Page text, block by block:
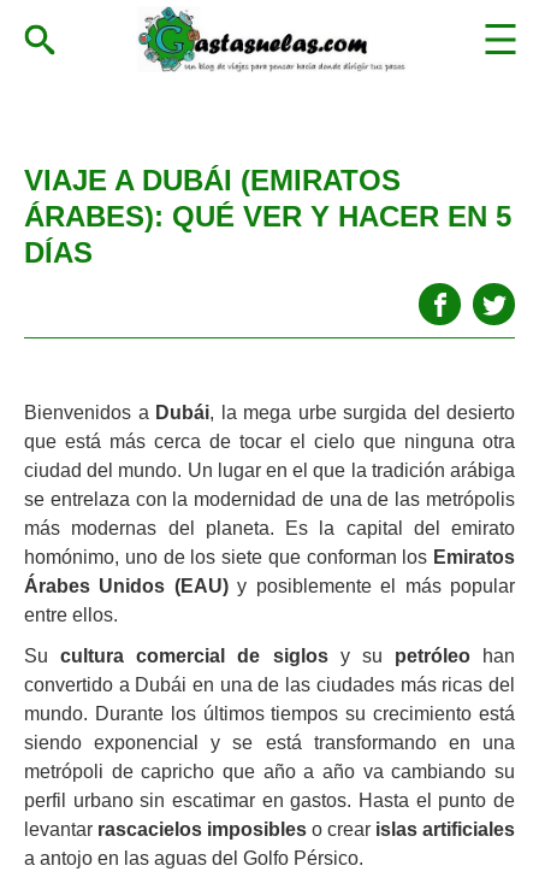
VIAJE A DUBÁI (EMIRATOS
ÁRABES): QUÉ VER Y HACER EN 5
DÍAS
Bienvenidos a Dubái, la mega urbe surgida del desierto
que está más cerca de tocar el cielo que ninguna otra
ciudad del mundo. Un lugar en el que la tradición arábiga
se entrelaza con la modernidad de una de las metrópolis
más modernas del planeta. Es la capital del emirato
homónimo, uno de los siete que conforman los Emiratos
Árabes Unidos (EAU)y posiblemente el más popular
entre ellos.
Sucultura comercial de siglosy su petróleohan
convertido a Dubái en una de las ciudades más ricas del
mundo. Durante los últimos tiempos su crecimiento está
siendo exponencial y se está transformando en una
metrópoli de capricho que año a año va cambiando su
perfil urbano sin escatimar en gastos. Hasta el punto de
levantar rascacielos imposibles o crear islas artificiales
a antojo en las aguas del Golfo Pérsico.